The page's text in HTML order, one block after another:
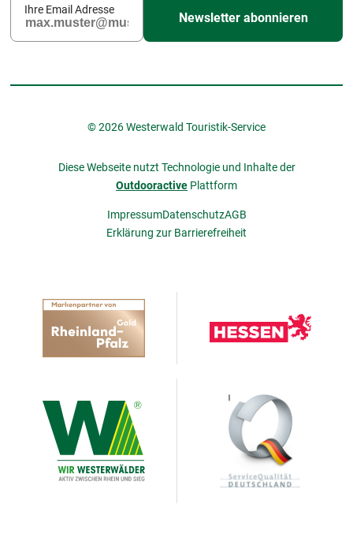
Ihre Email Adresse
Newsletter abonnieren
© 2026 Westerwald Touristik-Service
Diese Webseite nutzt Technologie und Inhalte der
Outdooractive Plattform
ImpressumDatenschutzAGB
Erklärung zur Barrierefreiheit